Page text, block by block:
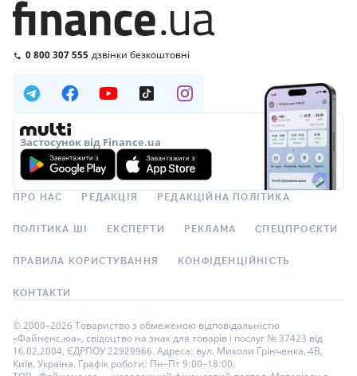
0 800 307 555 дзвінки безкоштовні
Застосунок від Finance.ua
ПРО НАС РЕДАКЦІЯ РЕДАКЦІЙНА ПОЛІТИКА
ПОЛІТИКА ШІ ЕКСПЕРТИ РЕКЛАМА СПЕЦПРОЄКТИ
ПРАВИЛА КОРИСТУВАННЯ КОНФІДЕНЦІЙНІСТЬ
КОНТАКТИ
© 2000–2026 Товариство з обмеженою відповідальністю
«Файненс.юа», свідоцтво на знак для товарів і послуг № 37423 від
16.02.2004, ЄДРПОУ 22929966. Адреса: вул. Миколи Грінченка, 4В,
Київ, Україна. Графік роботи: Пн–Пт 9:00–18:00.